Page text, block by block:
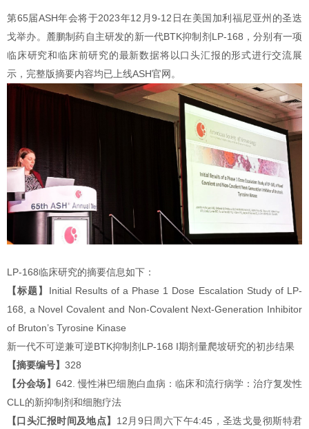
第65届ASH年会将于2023年12月9-12日在美国加利福尼亚州的圣迭
戈举办。麓鹏制药自主研发的新一代BTK抑制剂LP-168，分别有一项
临床研究和临床前研究的最新数据将以口头汇报的形式进行交流展
示，完整版摘要内容均已上线ASH官网。
LP-168临床研究的摘要信息如下：
【标题】
Initial Results of a Phase 1 Dose Escalation Study of LP-
168, a Novel Covalent and Non-Covalent Next-Generation Inhibitor
of Bruton’s Tyrosine Kinase
新一代不可逆兼可逆BTK抑制剂LP-168 I期剂量爬坡研究的初步结果
【摘要编号】 328
【分会场】 642. 慢性淋巴细胞白血病：临床和流行病学：治疗复发性
CLL的新抑制剂和细胞疗法
【口头汇报时间及地点】 12月9日周六下午4:45，圣迭戈曼彻斯特君